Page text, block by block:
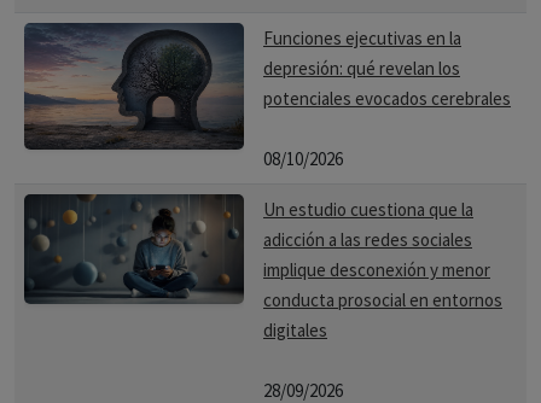
Funciones ejecutivas en la
depresión: qué revelan los
potenciales evocados cerebrales
08/10/2026
Un estudio cuestiona que la
adicción a las redes sociales
implique desconexión y menor
conducta prosocial en entornos
digitales
28/09/2026